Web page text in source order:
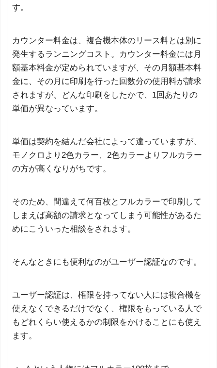
す。
カウンター料金は、複合機本体のリース料とは別に
発生するランニングコスト。カウンター料金には月
額基本料金が定められていますが、その月額基本料
金に、その月に印刷を行った回数分の使用料が請求
されますが、どんな印刷をしたかで、1回あたりの
単価が異なっています。
単価は契約を結んだ会社によって違っていますが、
モノクロより2色カラー、2色カラーよりフルカラー
の方が高くなりがちです。
そのため、間違えて何百枚とフルカラーで印刷して
しまえば高額の請求となってしまう可能性があるた
めにこういった相談をされます。
そんなときにも便利なのがユーザー認証なのです。
ユーザー認証は、権限を持ってない人には複合機を
使えなくできるだけでなく、権限をもっている人で
もどれくらい使えるかの制限をかけることにも使え
ます。